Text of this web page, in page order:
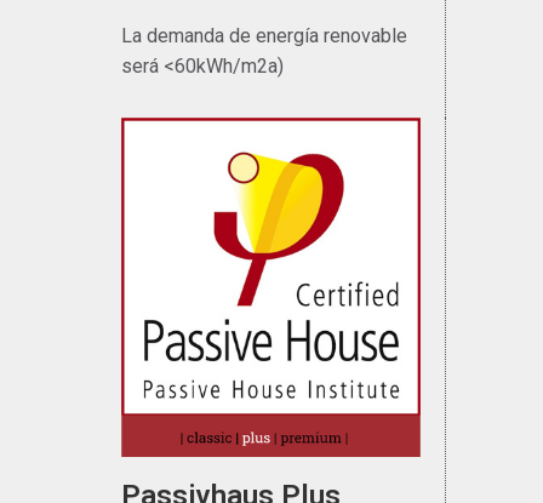
La demanda de energía renovable
será <60kWh/m2a)
Passivhaus Plus